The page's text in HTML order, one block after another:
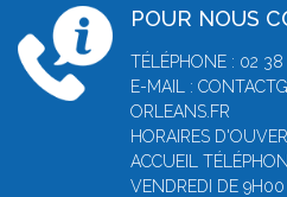
POUR NOUS
TÉLÉPHONE : 02
E-MAIL :
ORLEANS.FR
HORAIRES
ACCUEIL
VENDREDI DE